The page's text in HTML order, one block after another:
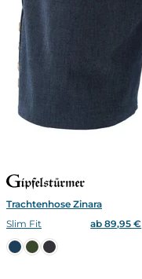
Trachtenhose Zinara
Slim Fit
ab 89,95 €